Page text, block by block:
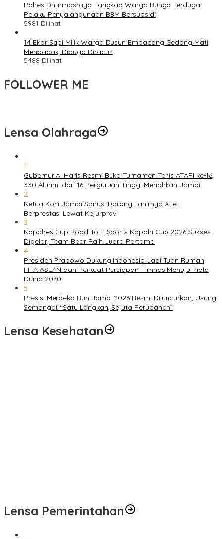
Polres Dharmasraya Tangkap Warga Bungo Terduga
Pelaku Penyalahgunaan BBM Bersubsidi
5981 Dilihat
14 Ekor Sapi Milik Warga Dusun Embacang Gedang Mati
Mendadak, Diduga Diracun
5488 Dilihat
FOLLOWER ME
Lensa Olahraga
1
Gubernur Al Haris Resmi Buka Turnamen Tenis ATAPI ke-16,
330 Alumni dari 16 Perguruan Tinggi Meriahkan Jambi
2
Ketua Koni Jambi Sanusi Dorong Lahirnya Atlet
Berprestasi Lewat Kejurprov
3
Kapolres Cup Road To E-Sports Kapolri Cup 2026 Sukses
Digelar, Team Bear Raih Juara Pertama
4
Presiden Prabowo Dukung Indonesia Jadi Tuan Rumah
FIFA ASEAN dan Perkuat Persiapan Timnas Menuju Piala
Dunia 2030
5
Presisi Merdeka Run Jambi 2026 Resmi Diluncurkan, Usung
Semangat “Satu Langkah, Sejuta Perubahan”
Lensa Kesehatan
Lensa Pemerintahan